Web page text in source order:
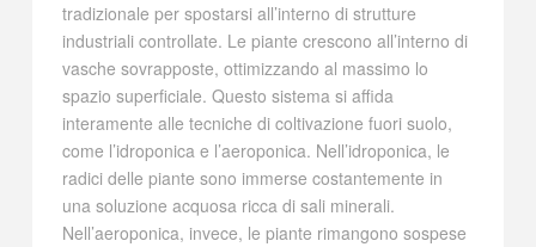
tradizionale per spostarsi all’interno di strutture
industriali controllate. Le piante crescono all’interno di
vasche sovrapposte, ottimizzando al massimo lo
spazio superficiale. Questo sistema si affida
interamente alle tecniche di coltivazione fuori suolo,
come l’idroponica e l’aeroponica. Nell’idroponica, le
radici delle piante sono immerse costantemente in
una soluzione acquosa ricca di sali minerali.
Nell’aeroponica, invece, le piante rimangono sospese